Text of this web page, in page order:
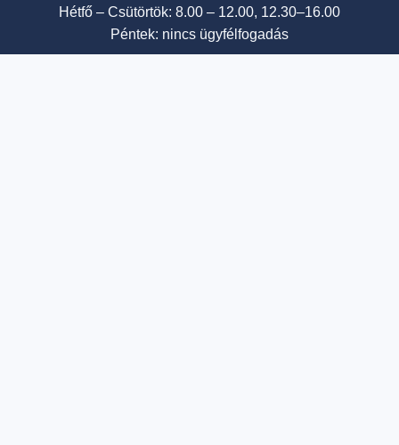
Hétfő – Csütörtök: 8.00 – 12.00, 12.30–16.00
Péntek: nincs ügyfélfogadás